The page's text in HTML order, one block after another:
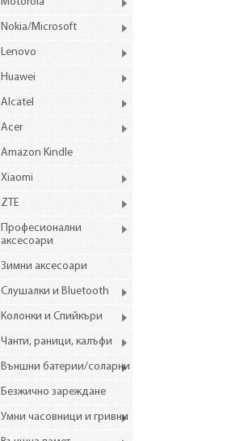
Nokia/Microsoft
Lenovo
Huawei
Alcatel
Acer
Amazon Kindle
Xiaomi
ZTE
Професионални
аксесоари
Зимни аксесоари
Слушалки и Bluetooth
Колонки и Спийкъри
Чанти, раници, калъфи
Външни батерии/соларни
Безжично зареждане
Умни часовници и гривни